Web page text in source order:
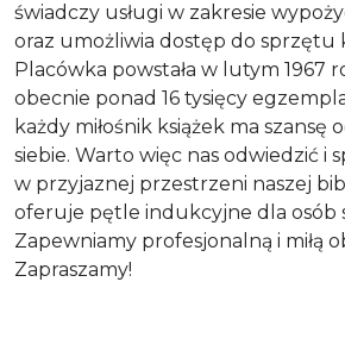
świadczy usługi w zakresie
oraz umożliwia dostęp do
Placówka powstała w lutym 1967
obecnie ponad 16 tysięcy
każdy miłośnik książek ma szansę
siebie. Warto więc nas odwiedzić i
w przyjaznej przestrzeni naszej
oferuje pętle indukcyjne dla osób
Zapewniamy profesjonalną i miłą
Zapraszamy!